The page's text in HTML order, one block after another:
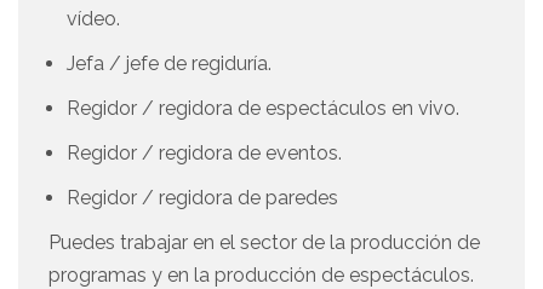
vídeo.
Jefa / jefe de regiduría.
Regidor / regidora de espectáculos en vivo.
Regidor / regidora de eventos.
Regidor / regidora de paredes
Puedes trabajar en el sector de la producción de
programas y en la producción de espectáculos.